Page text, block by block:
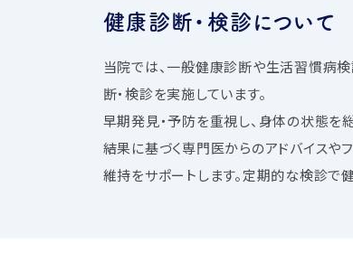
健康診断・検診について
当院では、一般健康診断や生活習慣病
断・検診を実施しています。
早期発見・予防を重視し、身体の状態を
結果に基づく専門医からのアドバイスや
維持をサポートします。定期的な検診で